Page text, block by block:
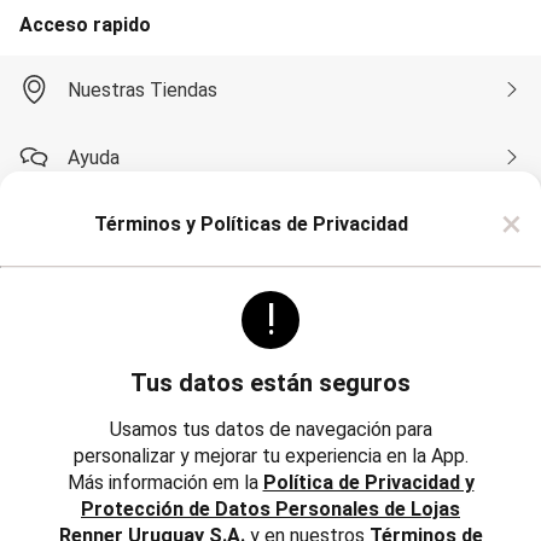
Moda Playa
Bikini Top
Cartera y Mochilas
Esteras
Flotadores
Monte su Bikini
Salidas de Playa
Corta y Media
Jean y Sarga
Acceso rapido
Nuestras Tiendas
Ayuda
Compra por WhatsApp
Trabaja con Nosotros
Inversores
Reglamentos, Política de Cambios y Devoluciones
Términos y Políticas de Privacidad ×
!
Tus datos están seguros
Usamos tus datos de navegación para
personalizar y mejorar tu experiencia en la App.
Más información em la Política de Privacidad y
Protección de Datos Personales de Lojas
Renner Uruguay S.A.y en nuestros Términos de